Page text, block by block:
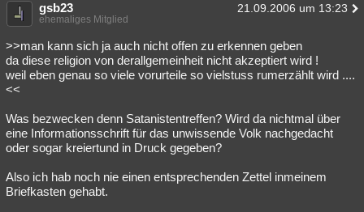
gsb23 21.09.2006 um 13:23
ehemaliges Mitglied
>>man kann sich ja auch nicht offen zu erkennen geben
da diese religion von derallgemeinheit nicht akzeptiert wird !
weil eben genau so viele vorurteile so vielstuss rumerzählt wird ....
<<
Was bezwecken denn Satanistentreffen? Wird da nichtmal über
eine Informationsschrift für das unwissende Volk nachgedacht
oder sogar kreiertund in Druck gegeben?
Also ich hab noch nie einen entsprechenden Zettel inmeinem
Briefkasten gehabt.